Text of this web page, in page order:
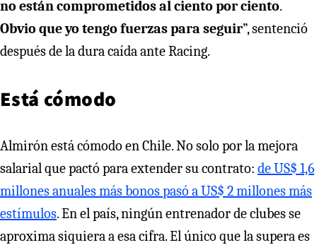
no están comprometidos al ciento por ciento.
Obvio que yo tengo fuerzas para seguir”, sentenció
después de la dura caída ante Racing.
Está cómodo
Almirón está cómodo en Chile. No solo por la mejora
salarial que pactó para extender su contrato: de US$ 1,6
millones anuales más bonos pasó a US$ 2 millones más
estímulos. En el país, ningún entrenador de clubes se
aproxima siquiera a esa cifra. El único que la supera es